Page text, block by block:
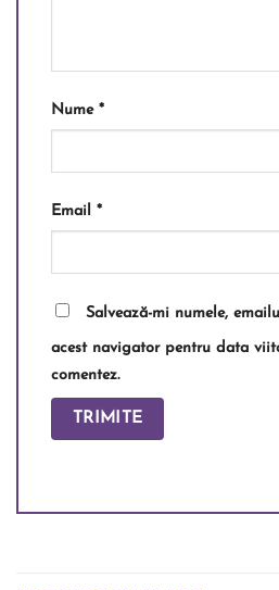
Nume *
Email *
Salvează-mi numele,
acest navigator pentru data
comentez.